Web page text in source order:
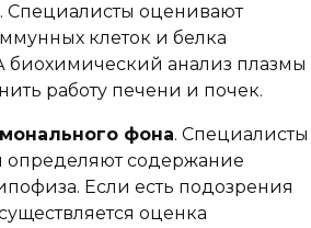
. Специалисты оценивают
клеток и белка
биохимический анализ плазмы
работу печени и почек.
фона. Специалисты
содержание
Если есть подозрения
оценка